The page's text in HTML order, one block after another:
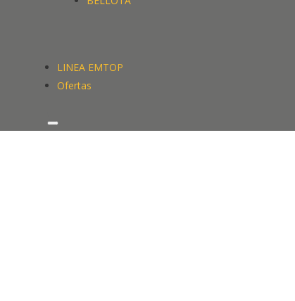
LINEA EMTOP
Ofertas